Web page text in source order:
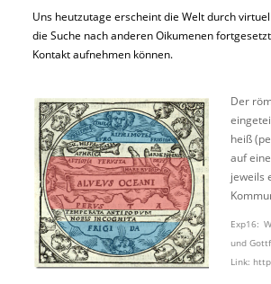
Uns heutzutage erscheint die Welt durch
die Suche nach anderen Oikumenen
Kontakt aufnehmen können.
Der
heiß
auf
jeweils
Exp16:
und
Link: